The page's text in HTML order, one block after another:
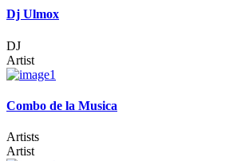
Dj Ulmox
DJ
Artist
Combo de la Musica
Artists
Artist